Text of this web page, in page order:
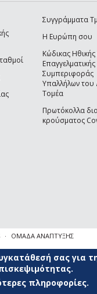
Συγγράμματα
Η Ευρώπη σου
Κώδικας Ηθικής
Επαγγελματικής
Συμπεριφοράς
Υπαλλήλων του
Τομέα
Πρωτόκολλα
κρούσματος
ΟΜΑΔΑ ΑΝΑΠΤΥΞΗΣ
σας για
πληροφορίες.